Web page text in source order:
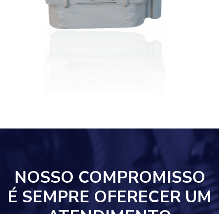
NOSSO COMPROMISSO
É SEMPRE OFERECER UM